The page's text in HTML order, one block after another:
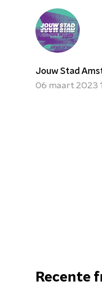
Jouw Stad
06 maart 2023
Recente